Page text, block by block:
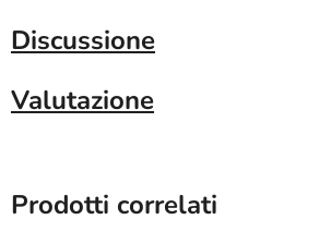
Discussione
Valutazione
Prodotti correlati